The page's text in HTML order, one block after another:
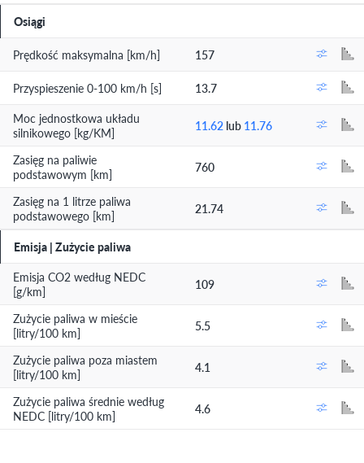
Osiągi
Prędkość maksymalna [km/h] 157
Przyspieszenie 0-100 km/h [s]
13.7
Moc jednostkowa układu
silnikowego [kg/KM]
11.62 lub 11.76
Zasięg na paliwie
podstawowym [km]
760
Zasięg na 1 litrze paliwa
podstawowego [km]
21.74
Emisja | Zużycie paliwa
Emisja CO2 według NEDC
[g/km]
109
Zużycie paliwa w mieście
[litry/100 km]
5.5
Zużycie paliwa poza miastem
[litry/100 km]
4.1
Zużycie paliwa średnie według
NEDC [litry/100 km]
4.6